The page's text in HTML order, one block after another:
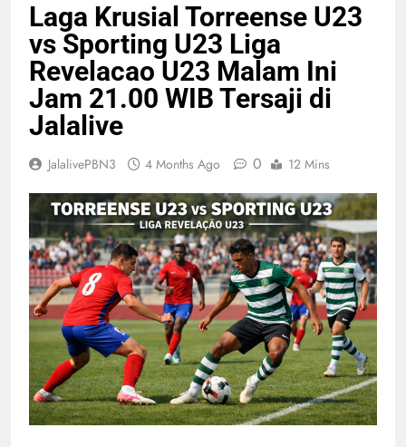
Laga Krusial Torreense U23
vs Sporting U23 Liga
Revelacao U23 Malam Ini
Jam 21.00 WIB Tersaji di
Jalalive
JalalivePBN3 4 Months Ago 0 12 Mins